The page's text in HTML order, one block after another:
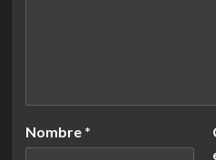
Nombre *